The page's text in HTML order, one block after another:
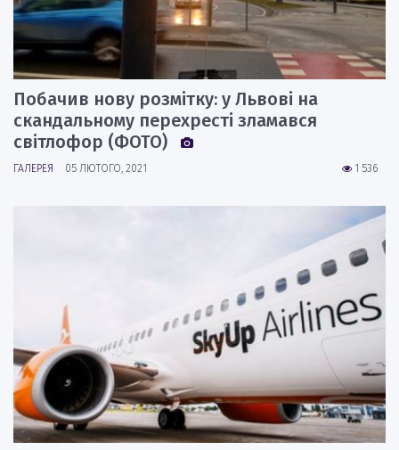
Побачив нову розмітку: у Львові на
скандальному перехресті зламався
світлофор (ФОТО)
1 536
ГАЛЕРЕЯ 05 ЛЮТОГО, 2021